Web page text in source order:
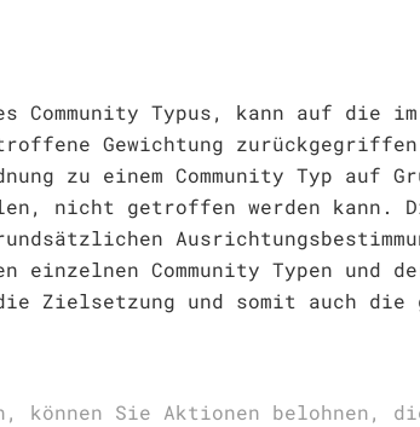
Community Typus, kann auf die
Gewichtung zurückgegriffen
zu einem Community Typ auf
nicht getroffen werden kann.
einzelnen Community Typen und
Zielsetzung und somit auch die
können Sie Aktionen belohnen,